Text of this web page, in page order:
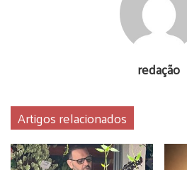
redação
Artigos relacionados